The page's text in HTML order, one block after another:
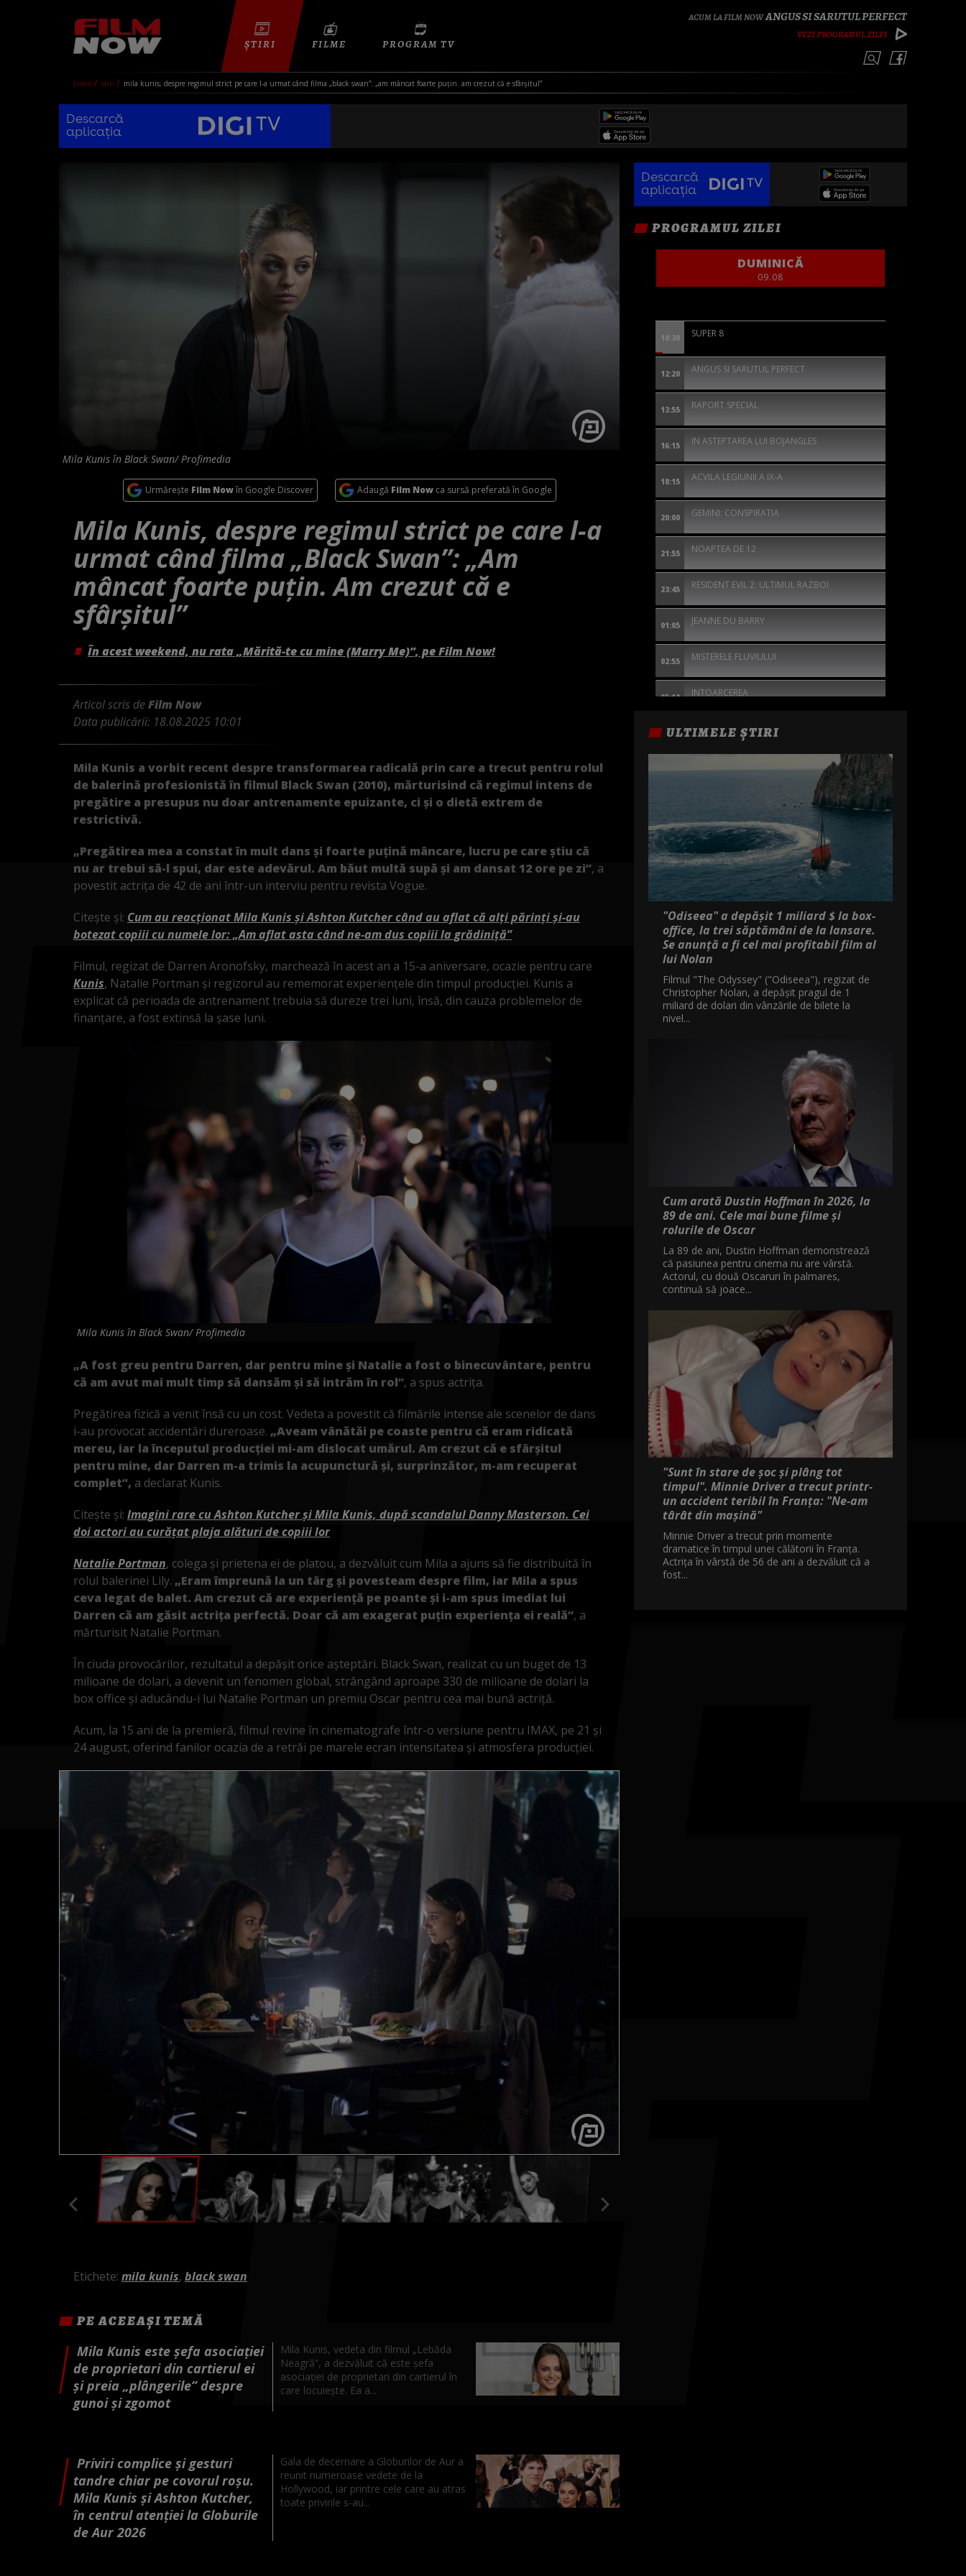
ANGUS SI SARUTUL PERFECT
VEZI PROGRAMUL ZILEI
ȘTIRI FILME PROGRAM TV
home stiri mila kunis, despre regimul strict pe care l-a urmat când filma „black swan”: „am mâncat foarte puțin. am crezut că e sfârșitul”
Descarcă
aplicația
Mila Kunis în Black Swan/ Profimedia
Urmărește Film Nowîn Google Discover Adaugă Film Nowca sursă preferată în Google
Mila Kunis, despre regimul strict pe care l-a
urmat când filma „Black Swan”: „Am
mâncat foarte puțin. Am crezut că e
sfârșitul”
În acest weekend, nu rata „Mărită-te cu mine (Marry Me)”, pe Film Now!
Articol scris deFilm Now
Data publicării: 18.08.2025 10:01
Mila Kunis a vorbit recent despre transformarea radicală prin care a trecut pentru rolul
de balerină profesionistă în filmul Black Swan (2010), mărturisind că regimul intens de
pregătire a presupus nu doar antrenamente epuizante, ci și o dietă extrem de
restrictivă.
„Pregătirea mea a constat în mult dans și foarte puțină mâncare, lucru pe care știu că
nu ar trebui să-l spui, dar este adevărul. Am băut multă supă și am dansat 12 ore pe zi”, a
povestit actrița de 42 de ani într-un interviu pentru revista Vogue.
Citește și: Cum au reacționat Mila Kunis și Ashton Kutcher când au aflat că alți părinți și-au
botezat copiii cu numele lor: „Am aflat asta când ne-am dus copiii la grădiniță”
Filmul, regizat de Darren Aronofsky, marchează în acest an a 15-a aniversare, ocazie pentru care
Kunis, Natalie Portman și regizorul au rememorat experiențele din timpul producției. Kunis a
explicat că perioada de antrenament trebuia să dureze trei luni, însă, din cauza problemelor de
finanțare, a fost extinsă la șase luni.
Mila Kunis în Black Swan/ Profimedia
„A fost greu pentru Darren, dar pentru mine și Natalie a fost o binecuvântare, pentru
că am avut mai mult timp să dansăm și să intrăm în rol”, a spus actrița.
Pregătirea fizică a venit însă cu un cost. Vedeta a povestit că filmările intense ale scenelor de dans
i-au provocat accidentări dureroase. „Aveam vânătăi pe coaste pentru că eram ridicată
mereu, iar la începutul producției mi-am dislocat umărul. Am crezut că e sfârșitul
pentru mine, dar Darren m-a trimis la acupunctură și, surprinzător, m-am recuperat
complet”, a declarat Kunis.
Citește și: Imagini rare cu Ashton Kutcher și Mila Kunis, după scandalul Danny Masterson. Cei
doi actori au curățat plaja alături de copiii lor
Natalie Portman, colega și prietena ei de platou, a dezvăluit cum Mila a ajuns să fie distribuită în
rolul balerinei Lily. „Eram împreună la un târg și povesteam despre film, iar Mila a spus
ceva legat de balet. Am crezut că are experiență pe poante și i-am spus imediat lui
Darren că am găsit actrița perfectă. Doar că am exagerat puțin experiența ei reală”, a
mărturisit Natalie Portman.
În ciuda provocărilor, rezultatul a depășit orice așteptări. Black Swan, realizat cu un buget de 13
milioane de dolari, a devenit un fenomen global, strângând aproape 330 de milioane de dolari la
box office și aducându-i lui Natalie Portman un premiu Oscar pentru cea mai bună actriță.
Acum, la 15 ani de la premieră, filmul revine în cinematografe într-o versiune pentru IMAX, pe 21 și
24 august, oferind fanilor ocazia de a retrăi pe marele ecran intensitatea și atmosfera producției.
Etichete: mila kunis, black swan
Descarcă
aplicația
PROGRAMUL ZILEI
DUMINICĂ
09.08
10:30 SUPER 8
12:20 ANGUS SI SARUTUL PERFECT
13:55 RAPORT SPECIAL
16:15 IN ASTEPTAREA LUI BOJANGLES
18:15 ACVILA LEGIUNII A IX-A
20:00 GEMINI: CONSPIRATIA
21:55 NOAPTEA DE 12
23:45 RESIDENT EVIL 2: ULTIMUL RAZBOI
01:05 JEANNE DU BARRY
02:55 MISTERELE FLUVIULUI
05:10 INTOARCEREA
ULTIMELE ȘTIRI
"Odiseea" a depășit 1 miliard $ la box-
office, la trei săptămâni de la lansare.
Se anunță a fi cel mai profitabil film al
lui Nolan
Filmul "The Odyssey" ("Odiseea"), regizat de
Christopher Nolan, a depăşit pragul de 1
miliard de dolari din vânzările de bilete la
nivel...
Cum arată Dustin Hoffman în 2026, la
89 de ani. Cele mai bune filme și
rolurile de Oscar
La 89 de ani, Dustin Hoffman demonstrează
că pasiunea pentru cinema nu are vârstă.
Actorul, cu două Oscaruri în palmares,
continuă să joace...
"Sunt în stare de șoc și plâng tot
timpul". Minnie Driver a trecut printr-
un accident teribil în Franța: "Ne-am
târât din mașină"
Minnie Driver a trecut prin momente
dramatice în timpul unei călătorii în Franța.
Actrița în vârstă de 56 de ani a dezvăluit că a
fost...
PE ACEEAȘI TEMĂ
Mila Kunis este șefa asociației
de proprietari din cartierul ei
și preia „plângerile” despre
gunoi și zgomot
Mila Kunis, vedeta din filmul „Lebăda
Neagră”, a dezvăluit că este șefa
asociației de proprietari din cartierul în
care locuiește. Ea a...
Priviri complice și gesturi
tandre chiar pe covorul roșu.
Mila Kunis și Ashton Kutcher,
în centrul atenției la Globurile
de Aur 2026
Gala de decernare a Globurilor de Aur a
reunit numeroase vedete de la
Hollywood, iar printre cele care au atras
toate privirile s-au...